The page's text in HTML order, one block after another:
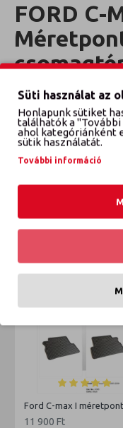
FORD C-
Évjárat: 2003-2010
VÉLEMÉNYEK
EZT IS
11 900 Ft
Süti használat az
Honlapunk sütiket
találhatók a
ahol kategóriánként
sütik használatát.
További információ